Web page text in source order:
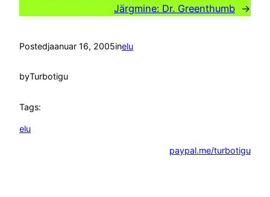
Järgmine: Dr. Greenthumb →
Postedjaanuar 16, 2005inelu
byTurbotigu
Tags:
elu
paypal.me/turbotigu